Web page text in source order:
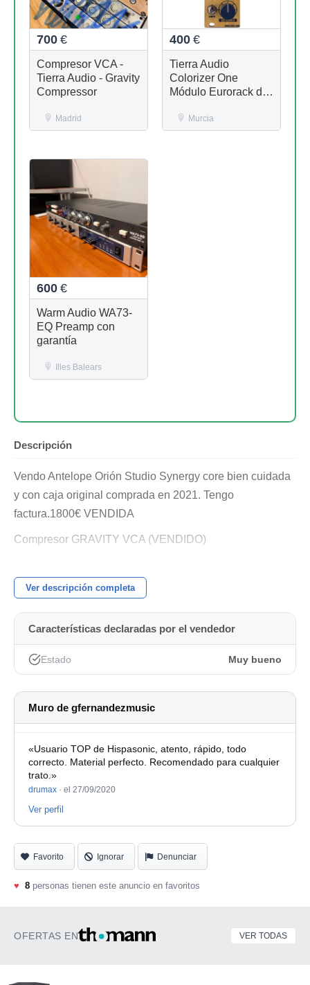
700 €
Compresor VCA -
Tierra Audio - Gravity
Compressor
Madrid
400 €
Tierra Audio
Colorizer One
Módulo Eurorack de
premium
Murcia
600 €
Warm Audio WA73-
EQ Preamp con
garantía
Illes Balears
Descripción
Vendo Antelope Orión Studio Synergy core bien cuidada
y con caja original comprada en 2021. Tengo
factura.1800€ VENDIDA
Compresor GRAVITY VCA (VENDIDO)
Para cambios lo valoro en 800e cada uno. Me urge más
Ver descripción completa
Características declaradas por el vendedor
Estado Muy bueno
Muro de gfernandezmusic
«Usuario TOP de Hispasonic, atento, rápido, todo
correcto. Material perfecto. Recomendado para cualquier
trato.»
drumax · el 27/09/2020
Ver perfil
Favorito Ignorar Denunciar
♥ 8 personas tienen este anuncio en favoritos
OFERTAS EN VER TODAS